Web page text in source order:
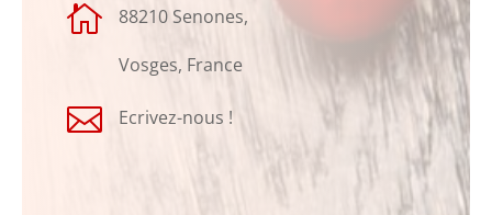

88210 Senones,
Vosges, France
 Ecrivez-nous !